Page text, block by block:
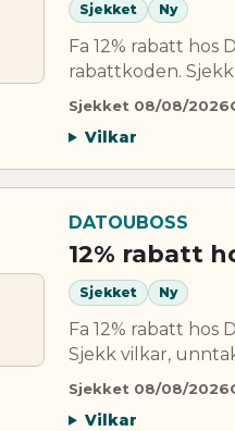
Sjekket Ny
Fa 12% rabatt hos
rabattkoden.
Sjekket 08/08/2026
Vilkar
DATOUBOSS
12% rabatt
Sjekket Ny
Fa 12% rabatt hos
Sjekk vilkar,
Sjekket 08/08/2026
Vilkar